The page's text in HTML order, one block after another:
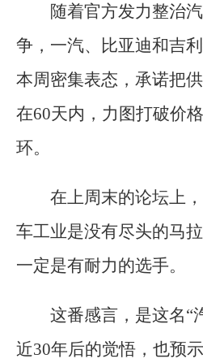
随着官方发力整治
争，一汽、比亚迪和吉
本周密集表态，承诺把
在60天内，力图打破价
环。
在上周末的论坛上
车工业是没有尽头的马
一定是有耐力的选手。
这番感言，是这名“
近30年后的觉悟，也预